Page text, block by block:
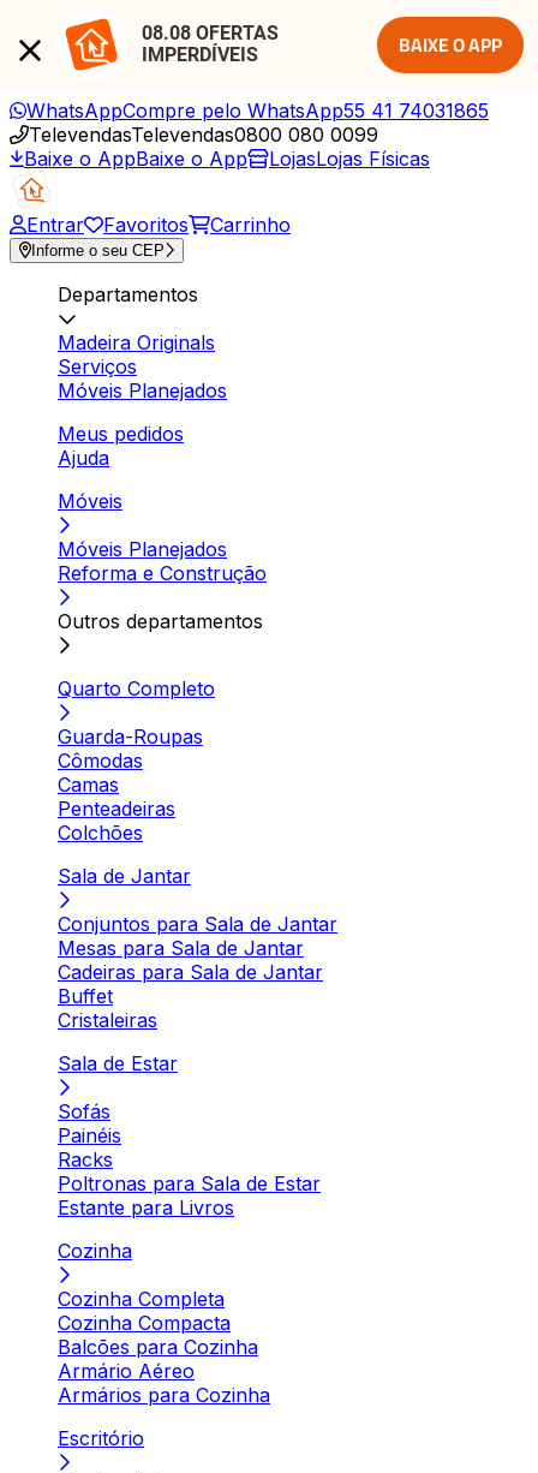
08.08 OFERTAS
IMPERDÍVEIS
BAIXE O APP
WhatsAppCompre pelo WhatsApp55 41 74031865
TelevendasTelevendas0800 080 0099
Baixe o AppBaixe o App LojasLojas Físicas
Entrar Favoritos Carrinho
Informe o seu CEP
Departamentos
Madeira Originals
Serviços
Móveis Planejados
Meus pedidos
Ajuda
Móveis
Móveis Planejados
Reforma e Construção
Outros departamentos
Quarto Completo
Guarda-Roupas
Cômodas
Camas
Penteadeiras
Colchões
Sala de Jantar
Conjuntos para Sala de Jantar
Mesas para Sala de Jantar
Cadeiras para Sala de Jantar
Buffet
Cristaleiras
Sala de Estar
Sofás
Painéis
Racks
Poltronas para Sala de Estar
Estante para Livros
Cozinha
Cozinha Completa
Cozinha Compacta
Balcões para Cozinha
Armário Aéreo
Armários para Cozinha
Escritório